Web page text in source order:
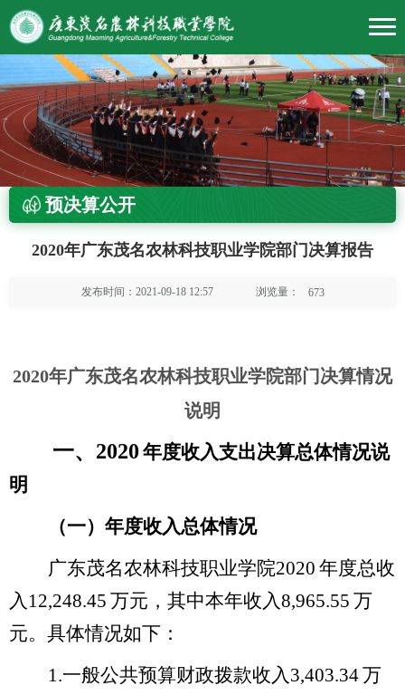
预决算公开
2020年广东茂名农林科技职业学院部门决算报告
发布时间：2021-09-18 12:57 浏览量： 673
2020年广东茂名农林科技职业学院部门决算情况
说明
一、 2020 年度收入支出决算总体情况说
明
（一）年度收入总体情况
广东茂名农林科技职业学院2020 年度总收
入 12,248.45 万元，其中本年收入8,965.55 万
元。具体情况如下：
1.一般公共预算财政拨款收入3,403.34万